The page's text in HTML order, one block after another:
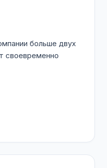
больше двух
своевременно